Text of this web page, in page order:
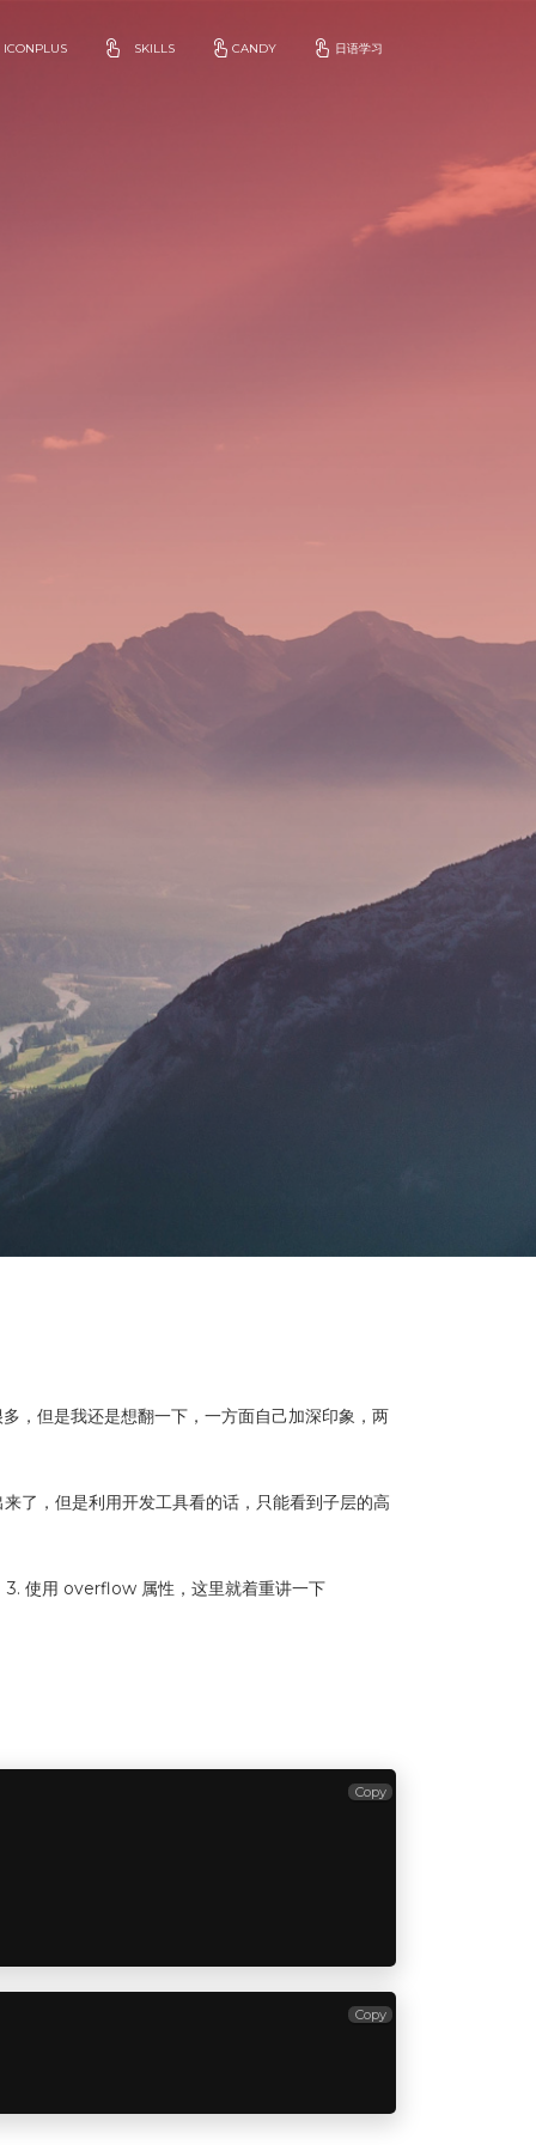
ICONPLUS SKILLS CANDY 日语学习
，但是我还是想翻一下，一方面自己加深印象，两
了，但是利用开发工具看的话，只能看到子层的高
使用 overflow 属性，这里就着重讲一下
Copy
Copy